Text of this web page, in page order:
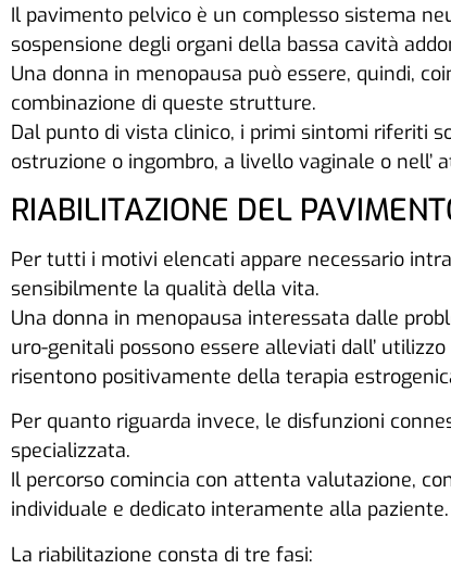
Il pavimento pelvico è un complesso sistema
sospensione degli organi della bassa cavità
Una donna in menopausa può essere, quindi,
combinazione di queste strutture.
Dal punto di vista clinico, i primi sintomi riferiti
ostruzione o ingombro, a livello vaginale o nell’
RIABILITAZIONE DEL
Per tutti i motivi elencati appare necessario
sensibilmente la qualità della vita.
Una donna in menopausa interessata dalle
uro-genitali possono essere alleviati dall’
risentono positivamente della terapia
Per quanto riguarda invece, le disfunzioni
specializzata.
Il percorso comincia con attenta valutazione,
individuale e dedicato interamente alla paziente.
La riabilitazione consta di tre fasi: